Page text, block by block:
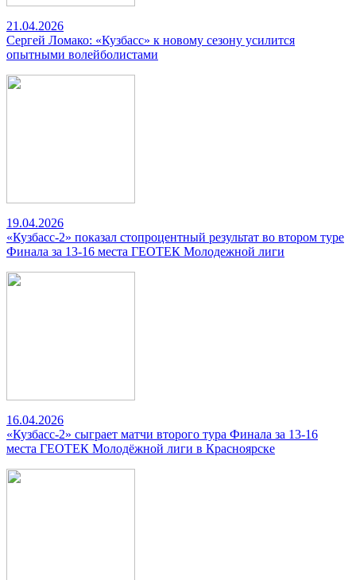
21.04.2026
Сергей Ломако: «Кузбасс» к новому сезону усилится
опытными волейболистами
19.04.2026
«Кузбасс-2» показал стопроцентный результат во втором туре
Финала за 13-16 места ГЕОТЕК Молодежной лиги
16.04.2026
«Кузбасс-2» сыграет матчи второго тура Финала за 13-16
места ГЕОТЕК Молодёжной лиги в Красноярске